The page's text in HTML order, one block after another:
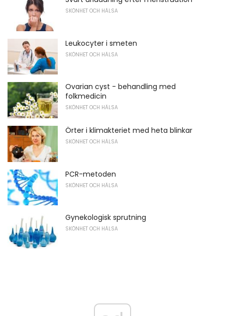
SKÖNHET OCH HÄLSA
Leukocyter i smeten
SKÖNHET OCH HÄLSA
Ovarian cyst - behandling med
folkmedicin
SKÖNHET OCH HÄLSA
Örter i klimakteriet med heta blinkar
SKÖNHET OCH HÄLSA
PCR-metoden
SKÖNHET OCH HÄLSA
Gynekologisk sprutning
SKÖNHET OCH HÄLSA